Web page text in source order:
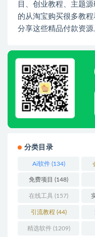
目、创业教程、主题
的从淘宝购买很多教
分享这些精品付款资源
分类目录
Ai软件(134)
免费项目 (148)
在线工具 (157)
引流教程 (44)
精选软件(1209)